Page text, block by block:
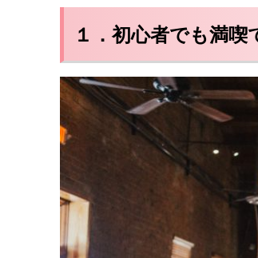
１．初心者でも満